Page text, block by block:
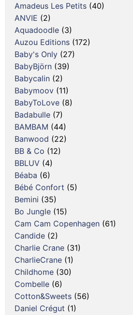
Amadeus Les Petits (40)
ANVIE (2)
Aquadoodle (3)
Auzou Editions (172)
Baby's Only (27)
BabyBjörn (39)
Babycalin (2)
Babymoov (11)
BabyToLove (8)
Badabulle (7)
BAMBAM (44)
Banwood (22)
BB & Co (12)
BBLUV (4)
Béaba (6)
Bébé Confort (5)
Bemini (35)
Bo Jungle (15)
Cam Cam Copenhagen (61)
Candide (2)
Charlie Crane (31)
CharlieCrane (1)
Childhome (30)
Combelle (6)
Cotton&Sweets (56)
Daniel Crégut (1)